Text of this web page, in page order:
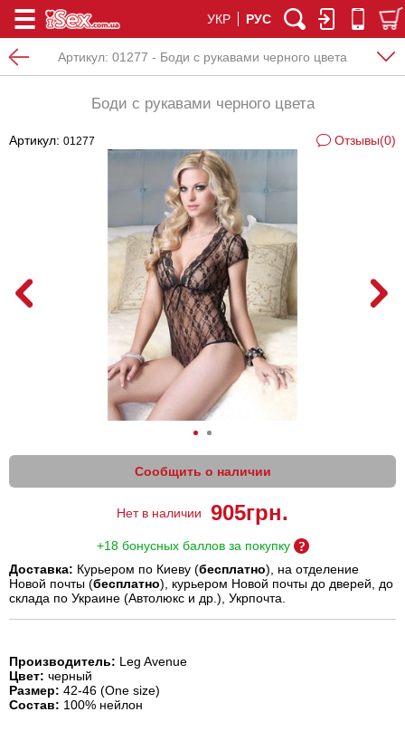
УКР РУС
Артикул: 01277 - Боди с рукавами черного цвета
Боди с рукавами черного цвета
Артикул: 01277 Отзывы(0)
Сообщить о наличии
Нет в наличии 905грн.
+18 бонусных баллов за покупку
Доставка: Курьером по Киеву (бесплатно), на отделение
Новой почты (бесплатно), курьером Новой почты до дверей, до
склада по Украине (Автолюкс и др.), Укрпочта.
Производитель: Leg Avenue
Цвет: черный
Размер: 42-46 (One size)
Состав: 100% нейлон